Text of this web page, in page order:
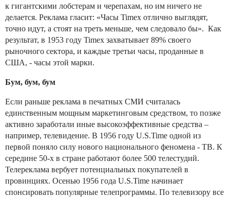
к гигантскими лобстерам и черепахам, но им ничего не
делается. Реклама гласит: «Часы Timex отлично выглядят,
точно идут, а стоят на треть меньше, чем следовало бы». Как
результат, в 1953 году Timex захватывает 89% своего
рыночного сектора, и каждые третьи часы, проданные в
США, - часы этой марки.
Бум, бум, бум
Если раньше реклама в печатных СМИ считалась
единственным мощным маркетинговым средством, то позже
активно заработали иные высокоэффективные средства –
например, телевидение. В 1956 году U.S.Time одной из
первой поняло силу нового национального феномена - ТВ. К
середине 50-х в стране работают более 500 телестудий.
Телереклама вербует потенциальных покупателей в
провинциях. Осенью 1956 года U.S.Time начинает
спонсировать популярные телепрограммы. По телевизору все